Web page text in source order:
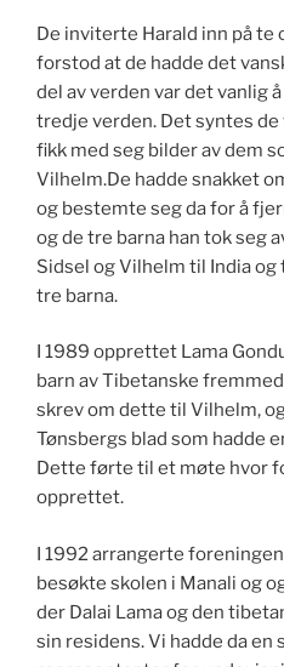
De inviterte Harald inn på te
forstod at de hadde det
del av verden var det vanlig
tredje verden. Det syntes de
fikk med seg bilder av dem
Vilhelm.De hadde snakket
og bestemte seg da for å
og de tre barna han tok seg
Sidsel og Vilhelm til India og
tre barna.
I 1989 opprettet Lama
barn av Tibetanske
skrev om dette til Vilhelm,
Tønsbergs blad som hadde
Dette førte til et møte hvor
opprettet.
I 1992 arrangerte
besøkte skolen i Manali og
der Dalai Lama og den
sin residens. Vi hadde da en